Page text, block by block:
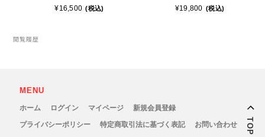
New Era(ニューエラ)
New-HALE(ニューハレ)
ODLO (オドロ )
¥16,500 (税込)
¥19,800 (税込)
閲覧履歴
MENU
ホーム ログイン マイページ
新規会員登録
プライバシーポリシー
特定商取引法に基づく表記 お問い合わせ TOP